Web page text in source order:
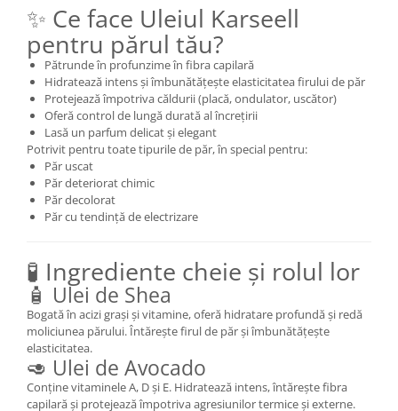
✨ Ce face Uleiul Karseell
pentru părul tău?
Pătrunde în profunzime în fibra capilară
Hidratează intens și îmbunătățește elasticitatea firului de păr
Protejează împotriva căldurii (placă, ondulator, uscător)
Oferă control de lungă durată al încrețirii
Lasă un parfum delicat și elegant
Potrivit pentru toate tipurile de păr, în special pentru:
Păr uscat
Păr deteriorat chimic
Păr decolorat
Păr cu tendință de electrizare
🧪 Ingrediente cheie și rolul lor
🧴 Ulei de Shea
Bogată în acizi grași și vitamine, oferă hidratare profundă și redă
moliciunea părului. Întărește firul de păr și îmbunătățește
elasticitatea.
🥑 Ulei de Avocado
Conține vitaminele A, D și E. Hidratează intens, întărește fibra
capilară și protejează împotriva agresiunilor termice și externe.